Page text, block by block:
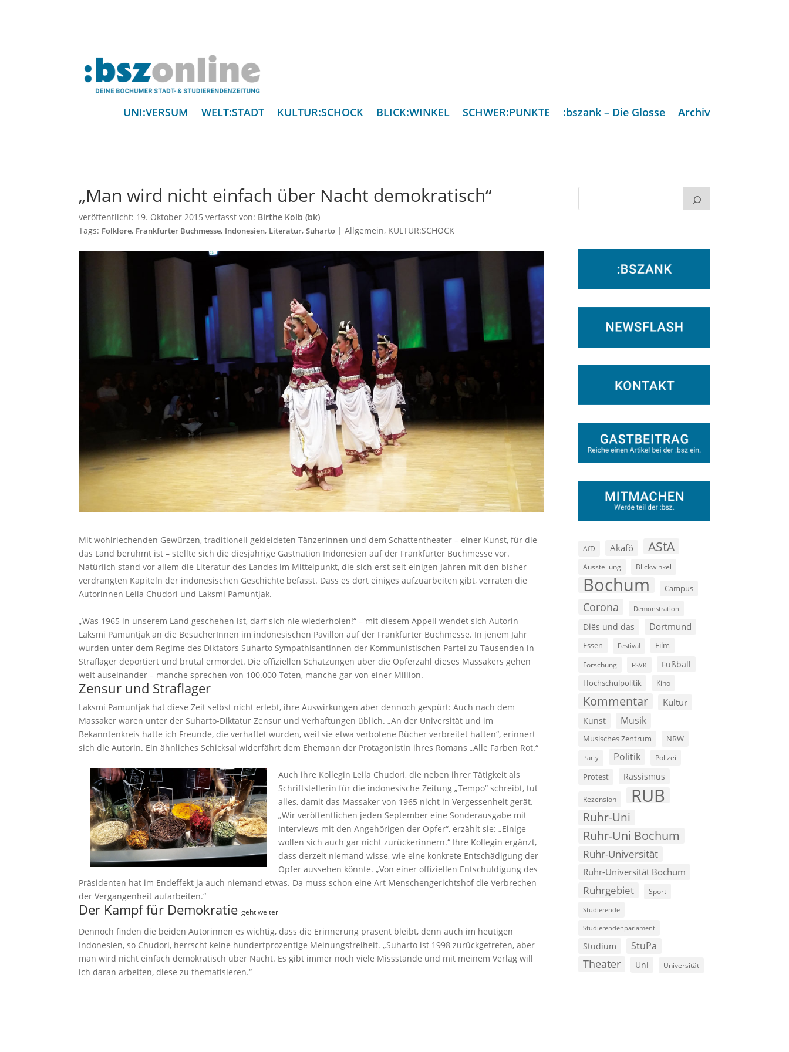
UNI:VERSUM WELT:STADT KULTUR:SCHOCK BLICK:WINKEL SCHWER:PUNKTE :bszank – Die Glosse Archiv
„Man wird nicht einfach über Nacht demokratisch“
veröffentlicht: 19. Oktober 2015 verfasst von: Birthe Kolb (bk)
Tags: Folklore, Frankfurter Buchmesse, Indonesien, Literatur,Suharto |Allgemein, KULTUR:SCHOCK
Mit wohlriechenden Gewürzen, traditionell gekleideten TänzerInnen und dem Schattentheater – einer Kunst, für die
das Land berühmt ist – stellte sich die diesjährige Gastnation Indonesien auf der Frankfurter Buchmesse vor.
Natürlich stand vor allem die Literatur des Landes im Mittelpunkt, die sich erst seit einigen Jahren mit den bisher
verdrängten Kapiteln der indonesischen Geschichte befasst. Dass es dort einiges aufzuarbeiten gibt, verraten die
Autorinnen Leila Chudori und Laksmi Pamuntjak.
„Was 1965 in unserem Land geschehen ist, darf sich nie wiederholen!“ – mit diesem Appell wendet sich Autorin
Laksmi Pamuntjak an die BesucherInnen im indonesischen Pavillon auf der Frankfurter Buchmesse. In jenem Jahr
wurden unter dem Regime des Diktators Suharto SympathisantInnen der Kommunistischen Partei zu Tausenden in
Straflager deportiert und brutal ermordet. Die offiziellen Schätzungen über die Opferzahl dieses Massakers gehen
weit auseinander – manche sprechen von 100.000 Toten, manche gar von einer Million.
Zensur und Straflager
Laksmi Pamuntjak hat diese Zeit selbst nicht erlebt, ihre Auswirkungen aber dennoch gespürt: Auch nach dem
Massaker waren unter der Suharto-Diktatur Zensur und Verhaftungen üblich. „An der Universität und im
Bekanntenkreis hatte ich Freunde, die verhaftet wurden, weil sie etwa verbotene Bücher verbreitet hatten“, erinnert
sich die Autorin. Ein ähnliches Schicksal widerfährt dem Ehemann der Protagonistin ihres Romans „Alle Farben Rot.“
Auch ihre Kollegin Leila Chudori, die neben ihrer Tätigkeit als
Schriftstellerin für die indonesische Zeitung „Tempo“ schreibt, tut
alles, damit das Massaker von 1965 nicht in Vergessenheit gerät.
„Wir veröffentlichen jeden September eine Sonderausgabe mit
Interviews mit den Angehörigen der Opfer“, erzählt sie: „Einige
wollen sich auch gar nicht zurückerinnern.“ Ihre Kollegin ergänzt,
dass derzeit niemand wisse, wie eine konkrete Entschädigung der
Opfer aussehen könnte. „Von einer offiziellen Entschuldigung des
Präsidenten hat im Endeffekt ja auch niemand etwas. Da muss schon eine Art Menschengerichtshof die Verbrechen
der Vergangenheit aufarbeiten.“
Der Kampf für Demokratiegeht weiter
Dennoch finden die beiden Autorinnen es wichtig, dass die Erinnerung präsent bleibt, denn auch im heutigen
Indonesien, so Chudori, herrscht keine hundertprozentige Meinungsfreiheit. „Suharto ist 1998 zurückgetreten, aber
man wird nicht einfach demokratisch über Nacht. Es gibt immer noch viele Missstände und mit meinem Verlag will
ich daran arbeiten, diese zu thematisieren.“
AfD Akafö AStA
Ausstellung Blickwinkel
Bochum Campus
Corona Demonstration
Diës und das Dortmund
Essen Festival Film
Forschung FSVK Fußball
Hochschulpolitik Kino
Kommentar Kultur
Kunst Musik
Musisches Zentrum NRW
Party Politik Polizei
Protest Rassismus
Rezension RUB
Ruhr-Uni
Ruhr-Uni Bochum
Ruhr-Universität
Ruhr-Universität Bochum
Ruhrgebiet Sport
Studierende
Studierendenparlament
Studium StuPa
Theater Uni Universität